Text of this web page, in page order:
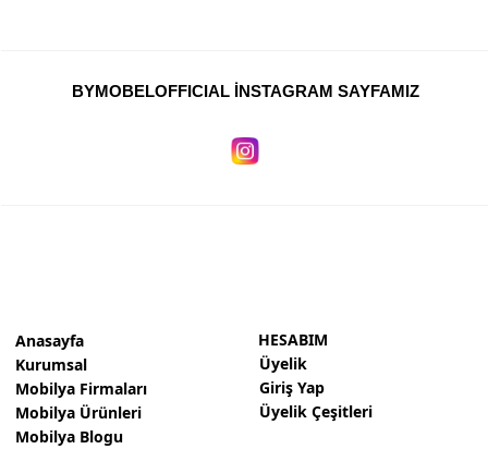
BYMOBELOFFICIAL İNSTAGRAM SAYFAMIZ
Anasayfa
Kurumsal
Mobilya Firmaları
Mobilya Ürünleri
Mobilya Blogu
HESABIM
Üyelik
Giriş Yap
Üyelik Çeşitleri